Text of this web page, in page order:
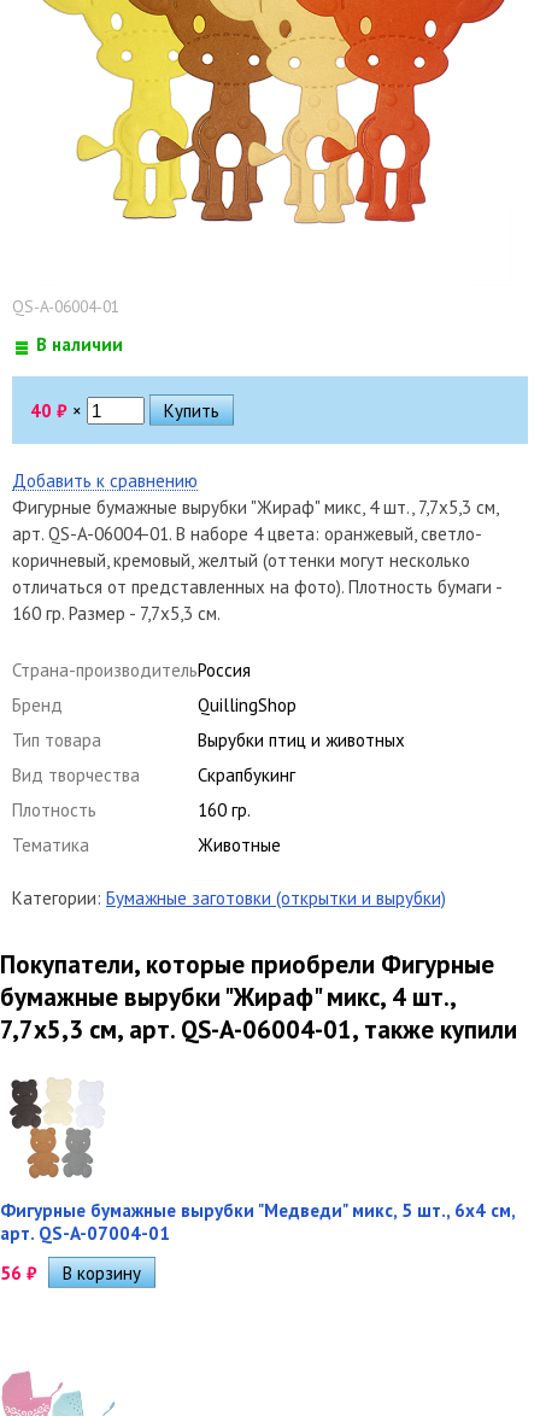
QS-A-06004-01
В наличии
40 ₽ ×
Добавить к сравнению
Фигурные бумажные вырубки "Жираф" микс, 4 шт., 7,7х5,3 см,
арт. QS-A-06004-01. В наборе 4 цвета: оранжевый, светло-
коричневый, кремовый, желтый (оттенки могут несколько
отличаться от представленных на фото). Плотность бумаги -
160 гр. Размер - 7,7х5,3 см.
Страна-производительРоссия
Бренд
QuillingShop
Тип товара
Вырубки птиц и животных
Вид творчества
Скрапбукинг
Плотность
160 гр.
Тематика
Животные
Категории: Бумажные заготовки (открытки и вырубки)
Покупатели, которые приобрели Фигурные
бумажные вырубки "Жираф" микс, 4 шт.,
7,7х5,3 см, арт. QS-A-06004-01, также купили
Фигурные бумажные вырубки "Медведи" микс, 5 шт., 6х4 см,
арт. QS-A-07004-01
56 ₽